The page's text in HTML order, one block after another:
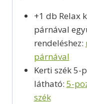
+1 db Relax
párnával
rendeléshez:
párnával
Kerti szék 5-
látható: 5-
szék